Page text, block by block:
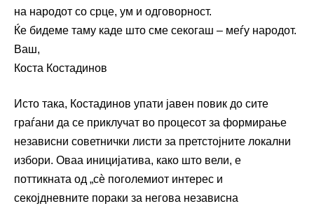
на народот со срце, ум и одговорност.
Ќе бидеме таму каде што сме секогаш – меѓу народот.
Ваш,
Коста Костадинов
Исто така, Костадинов упати јавен повик до сите
граѓани да се приклучат во процесот за формирање
независни советнички листи за претстојните локални
избори. Оваа иницијатива, како што вели, е
поттикната од „сѐ поголемиот интерес и
секојдневните пораки за негова независна